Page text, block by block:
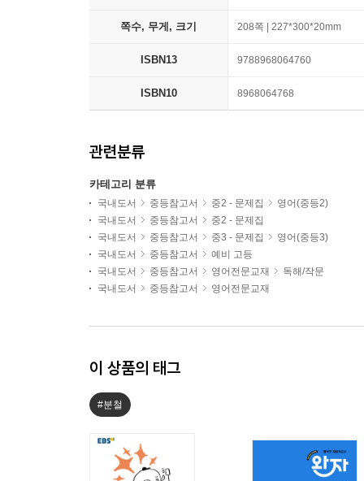
쪽수, 무게, 크기 208쪽 | 227*300*20mm
ISBN13 9788968064760
ISBN10 8968064768
관련분류
카테고리 분류
국내도서 중등참고서 중2 - 문제집
영어(중등2)
국내도서
중등참고서
중2 - 문제집
국내도서
중등참고서 중3 - 문제집
영어(중등3)
국내도서
중등참고서
예비 고등
국내도서
중등참고서 영어전문교재
독해/작문
국내도서
중등참고서 영어전문교재
이 상품의 태그
#분철